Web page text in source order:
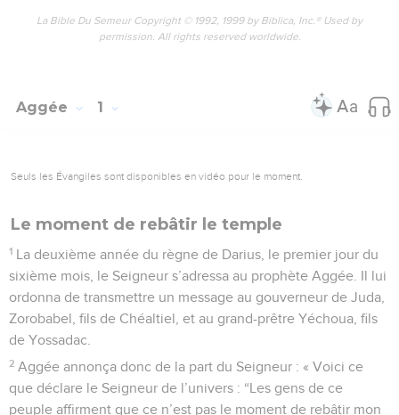
La Bible Du Semeur Copyright © 1992, 1999 by Biblica, Inc.® Used by
permission. All rights reserved worldwide.
Aggée 1
Seuls les Évangiles sont disponibles en vidéo pour le moment.
Le moment de rebâtir le temple
1 La deuxième année du règne de Darius, le premier jour du
sixième mois, le Seigneur s’adressa au prophète Aggée. Il lui
ordonna de transmettre un message au gouverneur de Juda,
Zorobabel, fils de Chéaltiel, et au grand-prêtre Yéchoua, fils
de Yossadac.
2 Aggée annonça donc de la part du Seigneur : « Voici ce
que déclare le Seigneur de l’univers : “Les gens de ce
peuple affirment que ce n’est pas le moment de rebâtir mon